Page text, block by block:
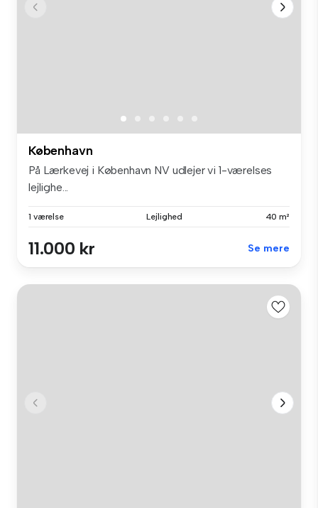
København
På Lærkevej i København NV udlejer vi 1-værelses
lejlighe...
1 værelse Lejlighed 40 m²
11.000 kr Se mere